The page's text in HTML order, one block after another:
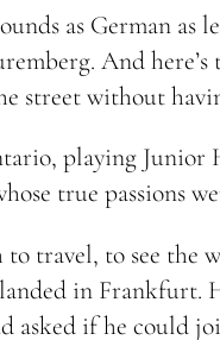
as German as
And
street without
playing Junior
true passions
travel, to see the
in Frankfurt.
asked if he could